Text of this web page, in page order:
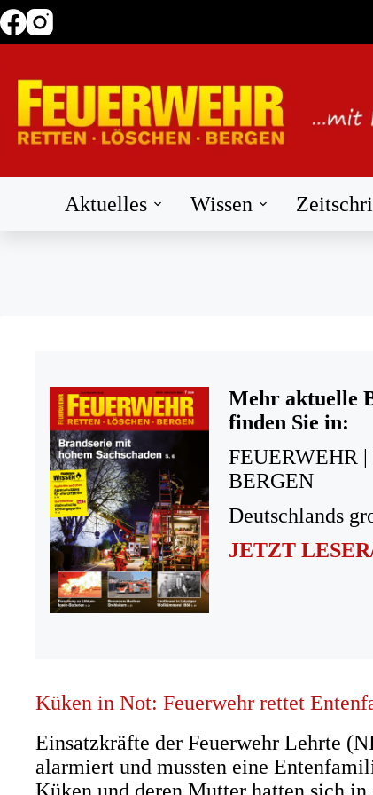
Zum
Inhalt
Aktuelles Wissen
Mehr aktuelle
finden Sie in:
FEUERWEHR
BERGEN
Deutschlands
JETZT
Küken in Not: Feuerwehr rettet
Einsatzkräfte der Feuerwehr Lehrte
alarmiert und mussten eine
Küken und deren Mutter hatten sich